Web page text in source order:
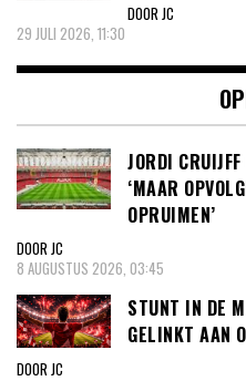
DOOR JC
29 JULI 2026, 11:30
JORDI
‘MAAR
OPRUIMEN’
DOOR JC
8 AUGUSTUS 2026, 03:45
STUNT IN DE
GELINKT AAN
DOOR JC